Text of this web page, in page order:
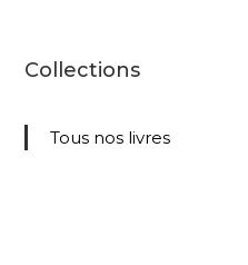
Collections
Tous nos livres